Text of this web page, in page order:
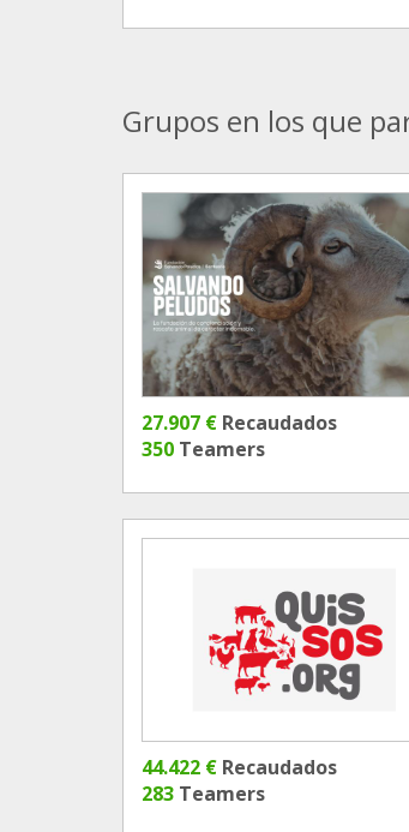
Grupos en los que
27.907 € Recaudados
350 Teamers
44.422 € Recaudados
283 Teamers